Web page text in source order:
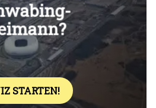
Überspringen